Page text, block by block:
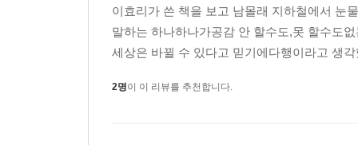
이효리가 쓴 책을 보고 남몰래 지하철에서 눈
말하는 하나하나가공감 안 할수도,못 할수도
세상은 바뀔 수 있다고 믿기에다행이라고 생
2명이 이 리뷰를 추천합니다.